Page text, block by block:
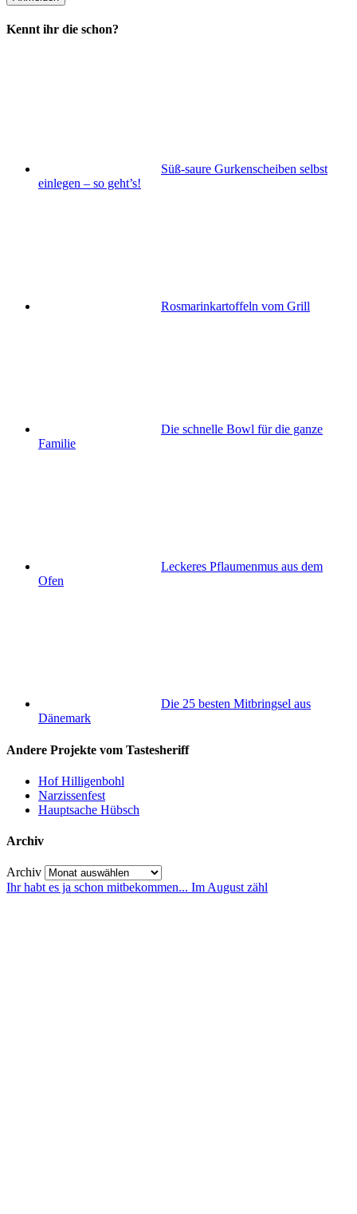
Kennt ihr die schon?
Süß-saure Gurkenscheiben selbst
einlegen – so geht’s!
Rosmarinkartoffeln vom Grill
Die schnelle Bowl für die ganze
Familie
Leckeres Pflaumenmus aus dem
Ofen
Die 25 besten Mitbringsel aus
Dänemark
Andere Projekte vom Tastesheriff
Hof Hilligenbohl
Narzissenfest
Hauptsache Hübsch
Archiv
Archiv
Ihr habt es ja schon mitbekommen... Im August zähl